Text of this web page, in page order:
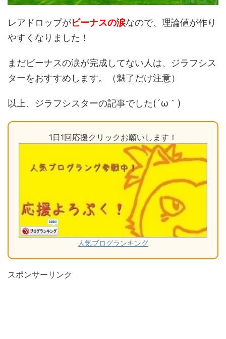
レアドロップがビーナスの涙なので、理論値が作り
やすくなりました！
まだビーナスの涙が完成してない人は、ジラフシス
ターをおすすめします。（魅了だけ注意）
以上、ジラフシスターの記事でした(´ω｀)
1日1回応援クリックお願いします！
人気ブログランキング
スポンサーリンク